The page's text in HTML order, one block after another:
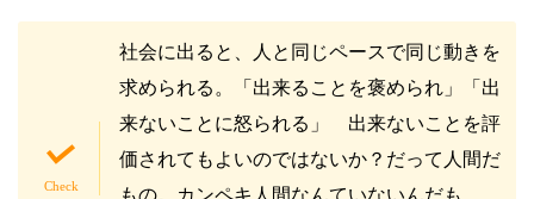
社会に出ると、人と同じペースで同じ動きを
求められる。「出来ることを褒められ」「出
来ないことに怒られる」 出来ないことを評
価されてもよいのではないか？だって人間だ
もの。カンペキ人間なんていないんだも